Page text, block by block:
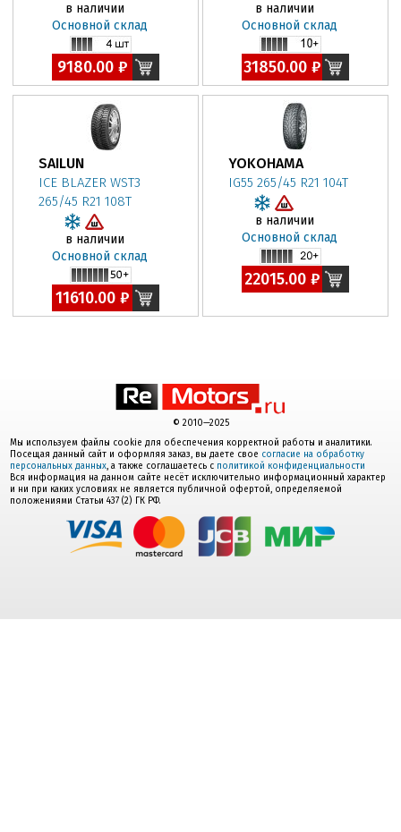
в наличии
Основной склад
9180.00 ₽
в наличии
Основной склад
31850.00 ₽
SAILUN
ICE BLAZER WST3
265/45 R21 108T
в наличии
Основной склад
11610.00 ₽
YOKOHAMA
IG55 265/45 R21 104T
в наличии
Основной склад
22015.00 ₽
© 2010—2025
Мы используем файлы cookie для обеспечения корректной работы и аналитики.
Посещая данный сайт и оформляя заказ, вы даете свое согласие на обработку
персональных данных, а также соглашаетесь с политикой конфиденциальности
Вся информация на данном сайте несёт исключительно информационный характер
и ни при каких условиях не является публичной офертой, определяемой
положениями Статьи 437 (2) ГК РФ.